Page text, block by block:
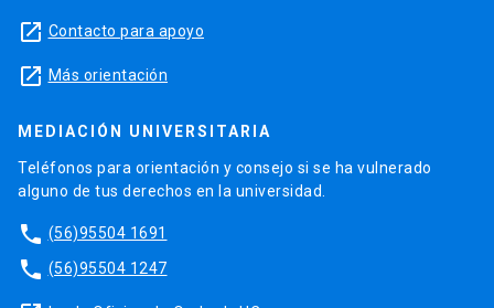
launch Contacto para apoyo
launch Más orientación
MEDIACIÓN UNIVERSITARIA
Teléfonos para orientación y consejo si se ha vulnerado
alguno de tus derechos en la universidad.
phone (56)95504 1691
phone (56)95504 1247